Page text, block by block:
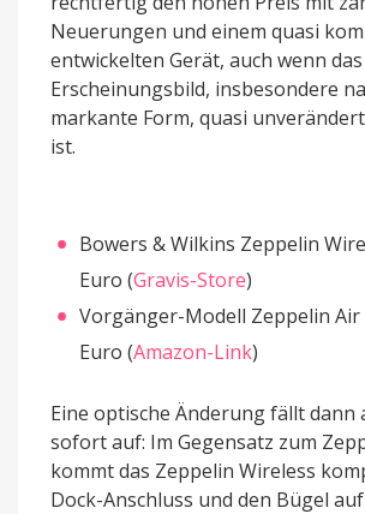
Neuerungen und einem quasi
entwickelten Gerät, auch wenn
Erscheinungsbild, insbesondere
markante Form, quasi
ist.
Bowers & Wilkins Zeppelin
Euro (Gravis-Store)
Vorgänger-Modell Zeppelin Air
Euro (Amazon-Link)
Eine optische Änderung fällt dann
sofort auf: Im Gegensatz zum
kommt das Zeppelin Wireless
Dock-Anschluss und den Bügel